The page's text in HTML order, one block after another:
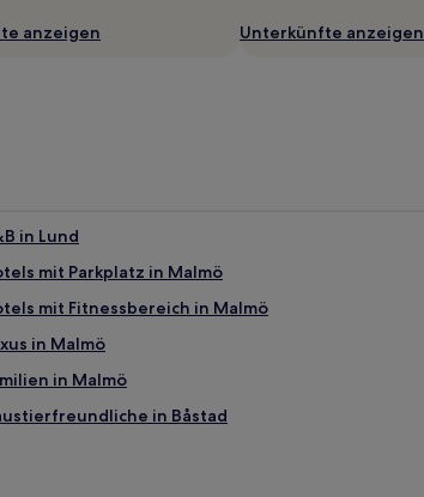
anzeigen Unterkünfte anzeigen
in Lund
mit Parkplatz in Malmö
mit Fitnessbereich in Malmö
in Malmö
in Malmö
in Båstad